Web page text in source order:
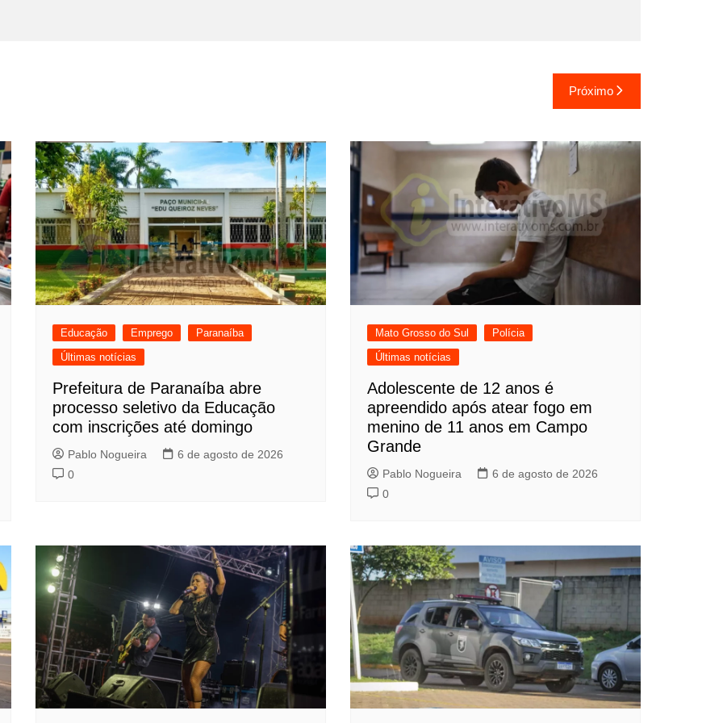
Próximo
Educação Emprego
Paranaíba
Últimas notícias
Prefeitura de Paranaíba abre
processo seletivo da Educação
com inscrições até domingo
Pablo Nogueira
6 de agosto de 2026
0
Mato Grosso do Sul
Polícia
Últimas notícias
Adolescente de 12 anos é
apreendido após atear fogo em
menino de 11 anos em Campo
Grande
Pablo Nogueira
6 de agosto de 2026
0